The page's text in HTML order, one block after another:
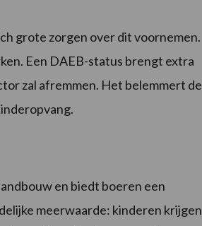
grote zorgen over dit voornemen.
Een DAEB-status brengt extra
zal afremmen. Het belemmert de
en biedt boeren een
meerwaarde: kinderen krijgen